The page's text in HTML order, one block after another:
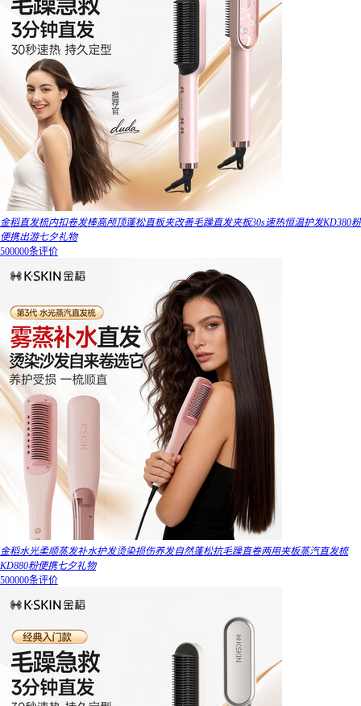
金稻直发梳内扣卷发棒高颅顶蓬松直板夹改善毛躁直发夹板30s速热恒温护发KD380粉
便携出游七夕礼物
500000条评价
金稻水光柔顺蒸发补水护发烫染损伤养发自然蓬松抗毛躁直卷两用夹板蒸汽直发梳
KD880粉便携七夕礼物
500000条评价